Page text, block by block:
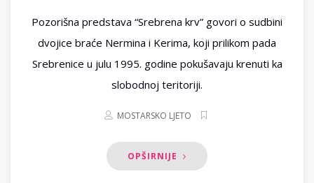
Pozorišna predstava “Srebrena krv” govori o sudbini
dvojice braće Nermina i Kerima, koji prilikom pada
Srebrenice u julu 1995. godine pokušavaju krenuti ka
slobodnoj teritoriji.
MOSTARSKO LJETO
OPŠIRNIJE